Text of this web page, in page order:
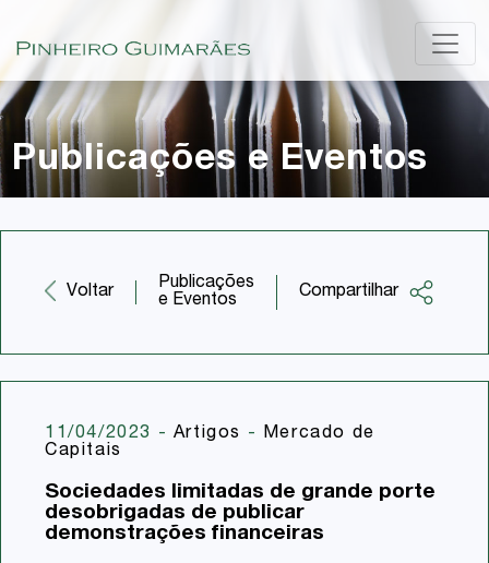
Publicações e Eventos
Voltar
Publicações
e Eventos
Compartilhar
Twitter
Share
11/04/2023 - Artigos - Mercado de
Capitais
Sociedades limitadas de grande porte
desobrigadas de publicar
demonstrações financeiras